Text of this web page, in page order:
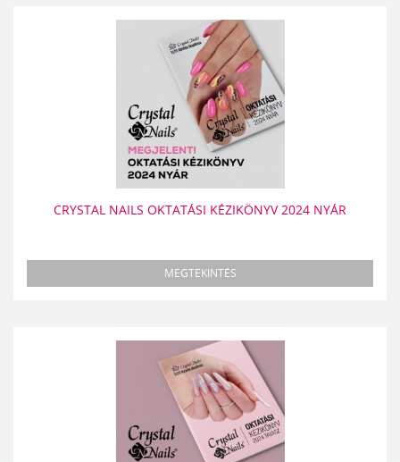
CRYSTAL NAILS OKTATÁSI KÉZIKÖNYV 2024 NYÁR
MEGTEKINTÉS